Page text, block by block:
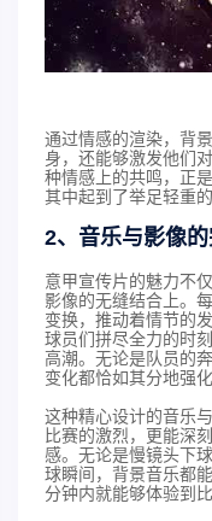
通过情感的渲染，背
身，还能够激发他们
种情感上的共鸣，正
其中起到了举足轻重的
2、音乐与影像
意甲宣传片的魅力不
影像的无缝结合上。
变换，推动着情节的
球员们拼尽全力的时
高潮。无论是队员的
变化都恰如其分地强
这种精心设计的音乐
比赛的激烈，更能深
感。无论是慢镜头下
球瞬间，背景音乐都
分钟内就能够体验到